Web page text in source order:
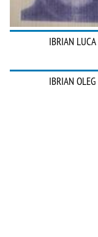
IBRIAN LUCA
IBRIAN OLEG